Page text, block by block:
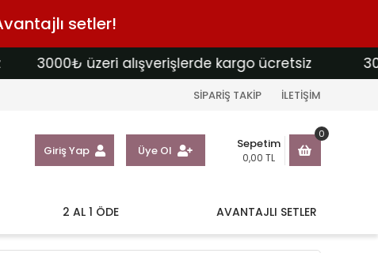
setler!
3000₺ üzeri alışverişlerde kargo ücretsiz
SİPARİŞ TAKİP İLETİŞİM
Giriş Yap Üye Ol Sepetim
0,00 TL
0
2 AL 1 ÖDE AVANTAJLI SETLER